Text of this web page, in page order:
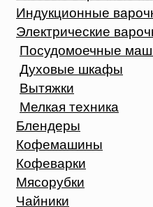
Индукционные
Электрические
Посудомоечные
Духовые шкафы
Вытяжки
Мелкая техника
Блендеры
Кофемашины
Кофеварки
Мясорубки
Чайники